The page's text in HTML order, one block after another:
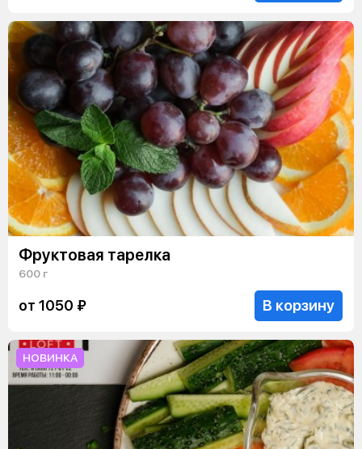
Фруктовая тарелка
600 г
от 1050 ₽ В корзину
НОВИНКА